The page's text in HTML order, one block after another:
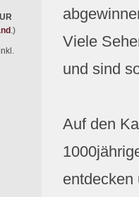
Viele
und sind
Auf den
entdecken
.)